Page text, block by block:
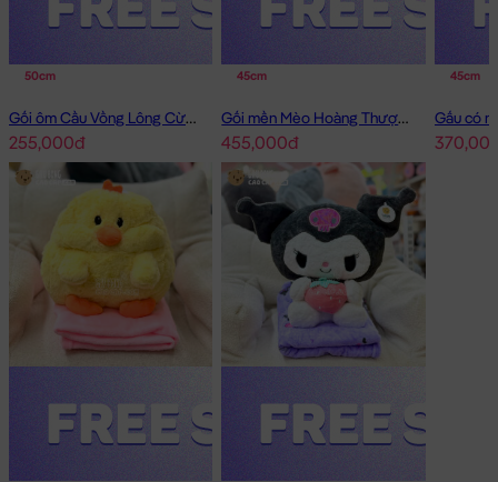
Gối ôm Ngôi Sao Lông Cừu Sky Babies
Gối ôm Ngôi Sao Lông Cừu Sky Babies đang nằm trong danh
sách những sản phẩm Gấu Bông Gối ôm BÁN CHẠY và đang
được các bạn trẻ YÊU THÍCH NHẤT.
Gối ôm Ngôi Sao Lông Cừu Sky Babies
được thiết kế với 1 kích
thước Gấu Bông lớn nhỏ khác nhau: 50cm
Cách đo Size Gấu Bông:
Gấu Ngồi (có chân): được đo từ đầu đến mông + từ
mông đến chân (Theo chữ L)
50cm
Gối ôm Cầu Vồng Lông Cừu Sky Babies
255,000đ
45cm
Gối mền Mèo Hoàng Thượng cosplay Capybara
455,000đ
45cm